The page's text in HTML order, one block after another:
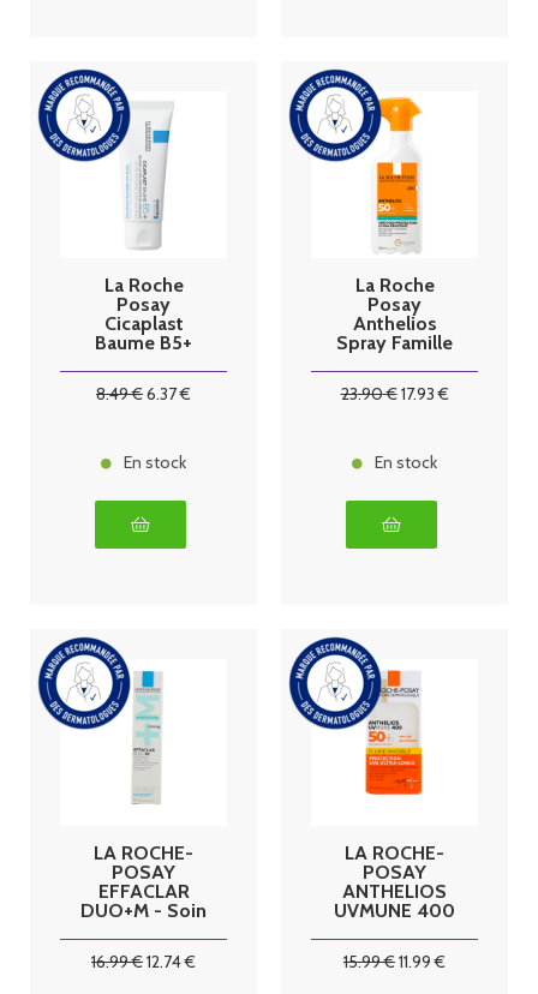
La Roche
Posay
Cicaplast
Baume B5+
Apaisant 40ml
8.49€6.37€
En stock
La Roche
Posay
Anthelios
Spray Famille
SPF50+ 300ml
23.90€17.93€
En stock
LA ROCHE-
POSAY
EFFACLAR
DUO+M - Soin
Anti-
16.99€12.74€
LA ROCHE-
POSAY
ANTHELIOS
UVMUNE 400
Invisible
15.99€11.99 €